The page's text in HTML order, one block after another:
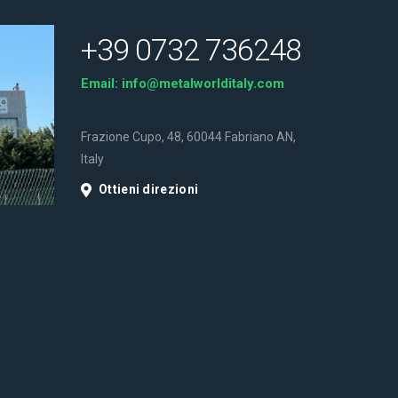
+39 0732 736248
Email: info@metalworlditaly.com
Frazione Cupo, 48, 60044 Fabriano AN,
Italy
Ottieni direzioni